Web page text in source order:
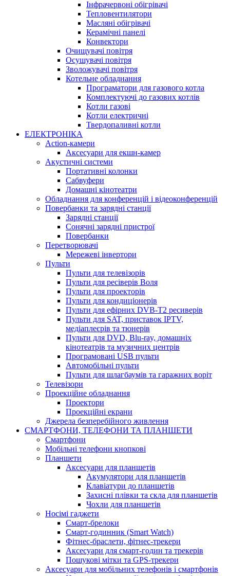
Інфрачервоні обігрівачі
Тепловентилятори
Масляні обігрівачі
Керамічні панелі
Конвектори
Очищувачі повітря
Осушувачі повітря
Зволожувачі повітря
Котельне обладнання
Програматори для газового котла
Комплектуючі до газових котлів
Котли газові
Котли електричні
Твердопаливні котли
ЕЛЕКТРОНІКА
Action-камери
Аксесуари для екшн-камер
Акустичні системи
Портативні колонки
Сабвуфери
Домашні кінотеатри
Обладнання для конференцій і відеоконференцій
Повербанки та зарядні станції
Зарядні станції
Сонячні зарядні пристрої
Повербанки
Перетворювачі
Мережеві інвертори
Пульти
Пульти для телевізорів
Пульти для ресіверів Воля
Пульти для проекторів
Пульти для кондиціонерів
Пульти для ефірних DVB-T2 ресиверів
Пульти для SAT, приставок IPTV,
медіаплеєрів та тюнерів
Пульти для DVD, Blu-ray, домашніх
кінотеатрів та музичних центрів
Програмовані USB пульти
Автомобільні пульти
Пульти для шлагбаумів та гаражних воріт
Телевізори
Проекційне обладнання
Проектори
Проекційні екрани
Джерела безперебійного живлення
СМАРТФОНИ, ТЕЛЕФОНИ ТА ПЛАНШЕТИ
Смартфони
Мобільні телефони кнопкові
Планшети
Аксесуари для планшетів
Акумулятори для планшетів
Клавіатури до планшетів
Захисні плівки та скла для планшетів
Чохли для планшетів
Носімі гаджети
Смарт-брелоки
Смарт-годинник (Smart Watch)
Фітнес-браслети, фітнес-трекери
Аксесуари для смарт-годин та трекерів
Пошукові мітки та GPS-трекери
Аксесуари для мобільних телефонів і смартфонів